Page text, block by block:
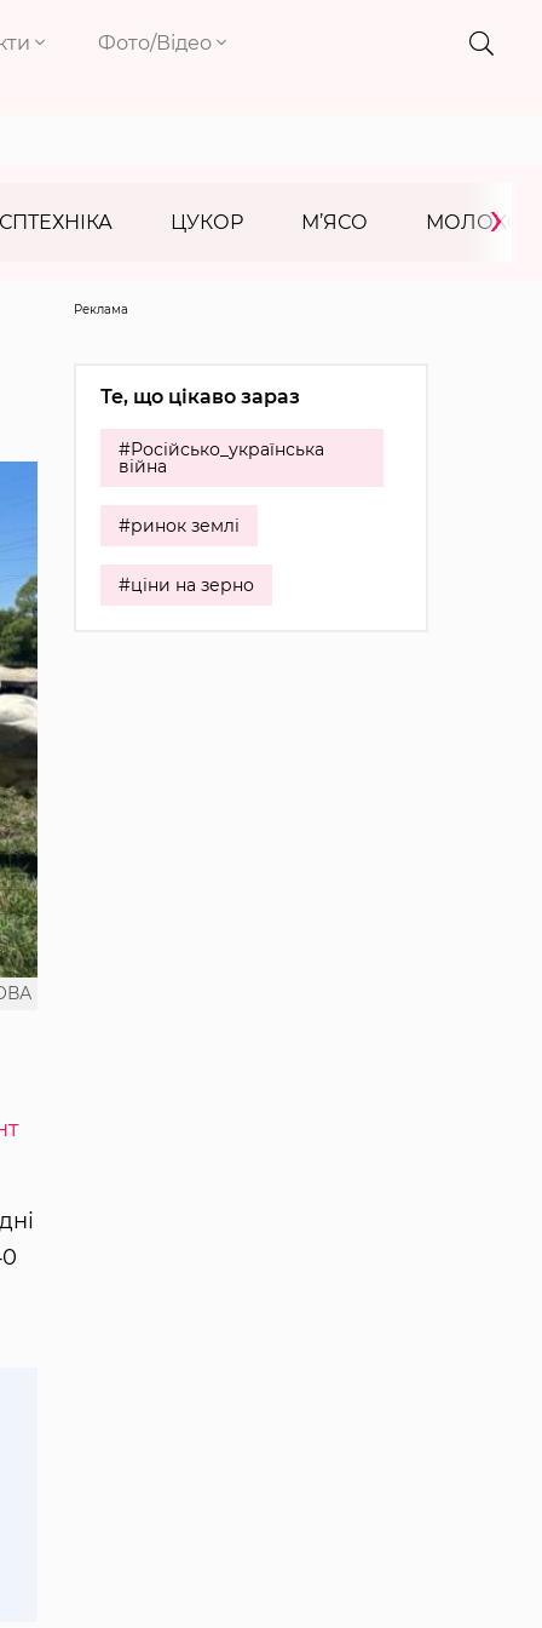
Фото/Відео
ЦУКОР М’ЯСО МОЛОКО
›
Реклама
Те, що цікаво зараз
#Російсько_українська
війна
#ринок землі
#ціни на зерно